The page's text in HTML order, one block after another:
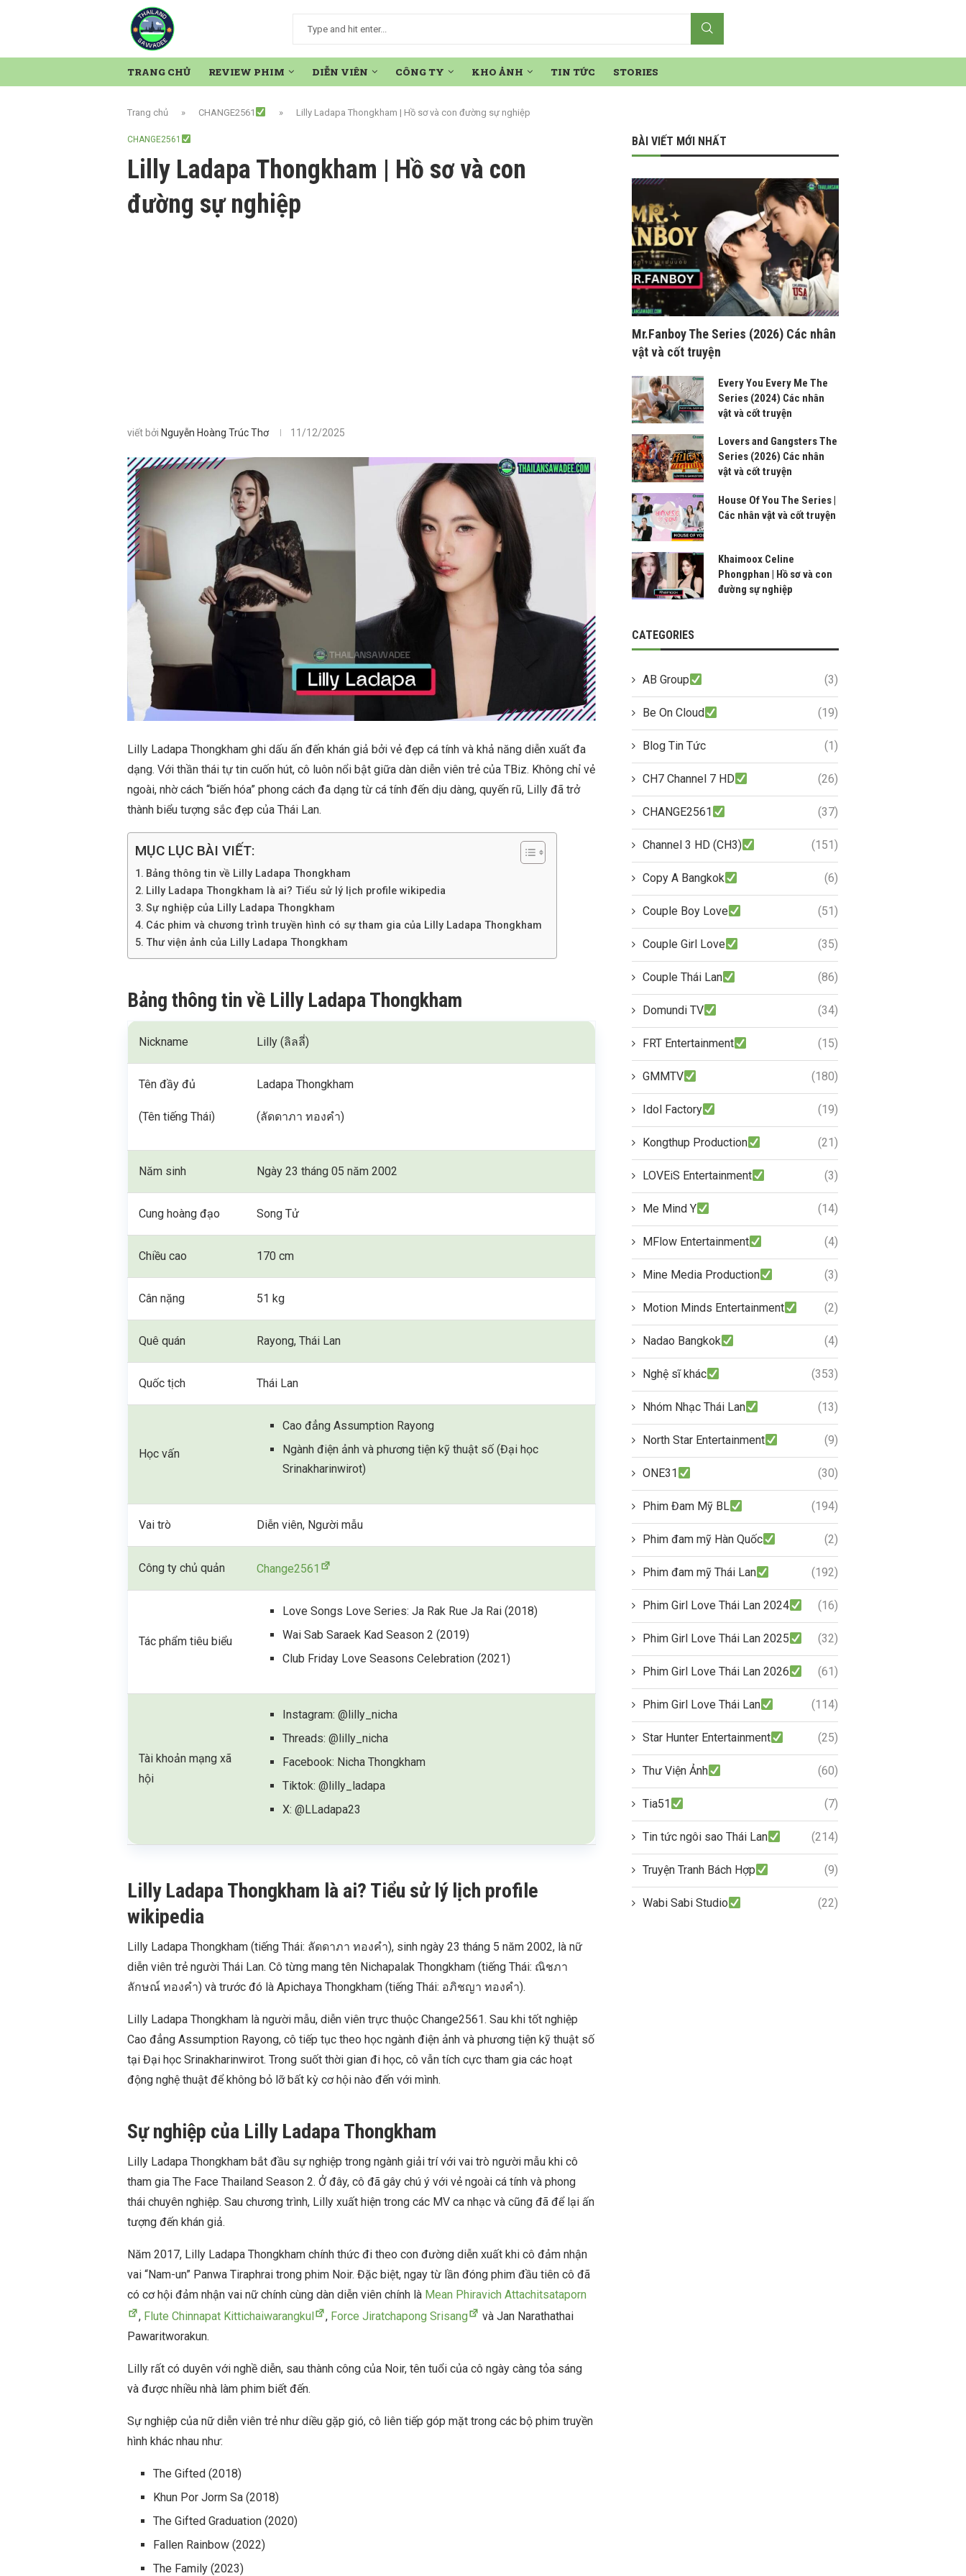
TRANG CHỦ REVIEW PHIM DIỄN VIÊN CÔNG TY KHO ẢNH TIN TỨC STORIES
Trang chủ » CHANGE2561 » Lilly Ladapa Thongkham | Hồ sơ và con đường sự nghiệp
CHANGE2561
Lilly Ladapa Thongkham | Hồ sơ và con
đường sự nghiệp
viết bởi Nguyễn Hoàng Trúc Thơ 11/12/2025
Lilly Ladapa Thongkham ghi dấu ấn đến khán giả bởi vẻ đẹp cá tính và khả năng diễn xuất đa
dạng. Với thần thái tự tin cuốn hút, cô luôn nổi bật giữa dàn diễn viên trẻ của TBiz. Không chỉ vẻ
ngoài, nhờ cách “biến hóa” phong cách đa dạng từ cá tính đến dịu dàng, quyến rũ, Lilly đã trở
thành biểu tượng sắc đẹp của Thái Lan.
MỤC LỤC BÀI VIẾT:
Bảng thông tin về Lilly Ladapa Thongkham
Lilly Ladapa Thongkham là ai? Tiểu sử lý lịch profile wikipedia
Sự nghiệp của Lilly Ladapa Thongkham
Các phim và chương trình truyền hình có sự tham gia của Lilly Ladapa Thongkham
Thư viện ảnh của Lilly Ladapa Thongkham
Bảng thông tin về Lilly Ladapa Thongkham
Nickname Lilly (ลิลลี่)
Tên đầy đủ
(Tên tiếng Thái)
Ladapa Thongkham
(ลัดดาภา ทองคำ)
Năm sinh Ngày 23 tháng 05 năm 2002
Cung hoàng đạo Song Tử
Chiều cao 170 cm
Cân nặng 51 kg
Quê quán Rayong, Thái Lan
Quốc tịch Thái Lan
Học vấn
Cao đẳng Assumption Rayong
Ngành điện ảnh và phương tiện kỹ thuật số (Đại học
Srinakharinwirot)
Vai trò Diễn viên, Người mẫu
Công ty chủ quản Change2561
Tác phẩm tiêu biểu
Love Songs Love Series: Ja Rak Rue Ja Rai (2018)
Wai Sab Saraek Kad Season 2 (2019)
Club Friday Love Seasons Celebration (2021)
Tài khoản mạng xã
hội
Instagram: @lilly_nicha
Threads: @lilly_nicha
Facebook: Nicha Thongkham
Tiktok: @lilly_ladapa
X: @LLadapa23
Lilly Ladapa Thongkham là ai? Tiểu sử lý lịch profile
wikipedia
Lilly Ladapa Thongkham (tiếng Thái: ลัดดาภา ทองคำ), sinh ngày 23 tháng 5 năm 2002, là nữ
diễn viên trẻ người Thái Lan. Cô từng mang tên Nichapalak Thongkham (tiếng Thái: ณิชภา
ลักษณ์ ทองคำ) và trước đó là Apichaya Thongkham (tiếng Thái: อภิชญา ทองคำ).
Lilly Ladapa Thongkham là người mẫu, diễn viên trực thuộc Change2561. Sau khi tốt nghiệp
Cao đẳng Assumption Rayong, cô tiếp tục theo học ngành điện ảnh và phương tiện kỹ thuật số
tại Đại học Srinakharinwirot. Trong suốt thời gian đi học, cô vẫn tích cực tham gia các hoạt
động nghệ thuật để không bỏ lỡ bất kỳ cơ hội nào đến với mình.
Sự nghiệp của Lilly Ladapa Thongkham
Lilly Ladapa Thongkham bắt đầu sự nghiệp trong ngành giải trí với vai trò người mẫu khi cô
tham gia The Face Thailand Season 2. Ở đây, cô đã gây chú ý với vẻ ngoài cá tính và phong
thái chuyên nghiệp. Sau chương trình, Lilly xuất hiện trong các MV ca nhạc và cũng đã để lại ấn
tượng đến khán giả.
Năm 2017, Lilly Ladapa Thongkham chính thức đi theo con đường diễn xuất khi cô đảm nhận
vai “Nam-un” Panwa Tiraphrai trong phim Noir. Đặc biệt, ngay từ lần đóng phim đầu tiên cô đã
có cơ hội đảm nhận vai nữ chính cùng dàn diễn viên chính là Mean Phiravich Attachitsataporn
, Flute Chinnapat Kittichaiwarangkul , Force Jiratchapong Srisang
và Jan Narathathai
Pawaritworakun.
Lilly rất có duyên với nghề diễn, sau thành công của Noir, tên tuổi của cô ngày càng tỏa sáng
và được nhiều nhà làm phim biết đến.
Sự nghiệp của nữ diễn viên trẻ như diều gặp gió, cô liên tiếp góp mặt trong các bộ phim truyền
hình khác nhau như:
The Gifted (2018)
Khun Por Jorm Sa (2018)
The Gifted Graduation (2020)
Fallen Rainbow (2022)
The Family (2023)
BÀI VIẾT MỚI NHẤT
Mr.Fanboy The Series (2026) Các nhân
vật và cốt truyện
Every You Every Me The
Series (2024) Các nhân
vật và cốt truyện
Lovers and Gangsters The
Series (2026) Các nhân
vật và cốt truyện
House Of You The Series |
Các nhân vật và cốt truyện
Khaimoox Celine
Phongphan | Hồ sơ và con
đường sự nghiệp
CATEGORIES
AB Group (3)
Be On Cloud (19)
Blog Tin Tức (1)
CH7 Channel 7 HD (26)
CHANGE2561 (37)
Channel 3 HD (CH3) (151)
Copy A Bangkok (6)
Couple Boy Love (51)
Couple Girl Love (35)
Couple Thái Lan (86)
Domundi TV (34)
FRT Entertainment (15)
GMMTV (180)
Idol Factory (19)
Kongthup Production (21)
LOVEiS Entertainment (3)
Me Mind Y (14)
MFlow Entertainment (4)
Mine Media Production (3)
Motion Minds Entertainment (2)
Nadao Bangkok (4)
Nghệ sĩ khác (353)
Nhóm Nhạc Thái Lan (13)
North Star Entertainment (9)
ONE31 (30)
Phim Đam Mỹ BL (194)
Phim đam mỹ Hàn Quốc (2)
Phim đam mỹ Thái Lan (192)
Phim Girl Love Thái Lan 2024 (16)
Phim Girl Love Thái Lan 2025 (32)
Phim Girl Love Thái Lan 2026 (61)
Phim Girl Love Thái Lan (114)
Star Hunter Entertainment (25)
Thư Viện Ảnh (60)
Tia51 (7)
Tin tức ngôi sao Thái Lan (214)
Truyện Tranh Bách Hợp (9)
Wabi Sabi Studio (22)